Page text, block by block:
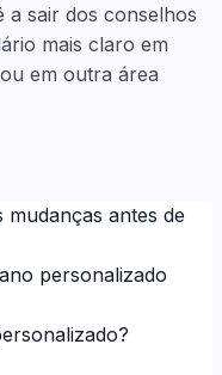
a sair dos conselhos
mais claro em
em outra área
antes de
personalizado